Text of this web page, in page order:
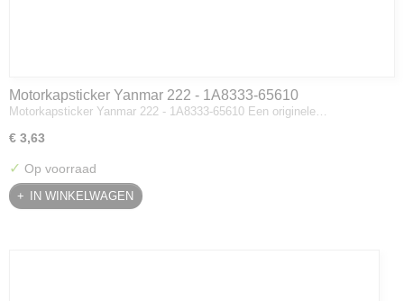
Motorkapsticker Yanmar 222 - 1A8333-65610
Motorkapsticker Yanmar 222 - 1A8333-65610 Een originele…
€ 3,63
✓ Op voorraad
IN WINKELWAGEN